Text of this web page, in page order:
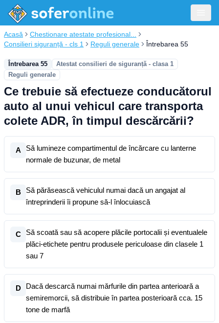
Acasă
Chestionare atestate profesional...
Consilieri siguranță - cls 1
Reguli generale Întrebarea 55
Întrebarea 55
Atestat consilieri de siguranță - clasa 1
Reguli generale
Ce trebuie să efectueze conducătorul
auto al unui vehicul care transporta
colete ADR, în timpul descărcării?
A
Să lumineze compartimentul de încărcare cu lanterne
normale de buzunar, de metal
B
Să părăsească vehiculul numai dacă un angajat al
întreprinderii îi propune să-l înlocuiască
C
Să scoată sau să acopere plăcile portocalii și eventualele
plăci-etichete pentru produsele periculoase din clasele 1
sau 7
D
Dacă descarcă numai mărfurile din partea anterioară a
semiremorcii, să distribuie în partea posterioară cca. 15
tone de marfă